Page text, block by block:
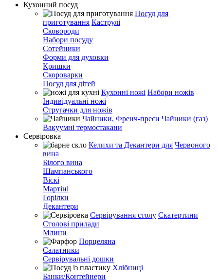
Кухонний посуд
Посуд для
приготування Каструлі
Сковороди
Набори посуду
Сотейники
Форми для духовки
Кришки
Скороварки
Посуд для дітей
Кухонні ножі Набори ножів
Індивідуальні ножі
Стругачки для ножів
Чайники, Френч-преси Чайники (газ)
Вакуумні термостакани
Сервіровка
Келихи та Декантери для Червоного
вина
Білого вина
Шампанського
Віскі
Мартіні
Горілки
Декантери
Сервірування столу Скатертини
Столові прилади
Млини
Порцеляна
Салатники
Сервірувальні дошки
Хлібниці
Банки/Контейнери